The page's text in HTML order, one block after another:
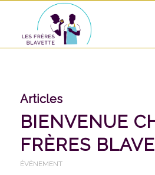
Articles
BIENVENUE
FRÈRES
ÉVÈNEMENT